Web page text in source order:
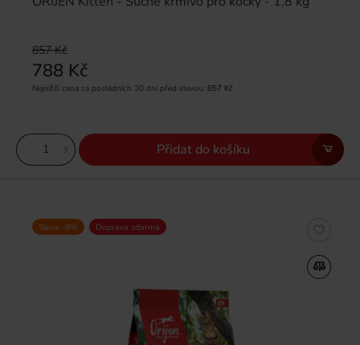
857 Kč
788 Kč
Nejnižší cena za posledních 30 dní před slevou: 857 Kč
Přidat do košíku
Sleva -8% Doprava zdarma